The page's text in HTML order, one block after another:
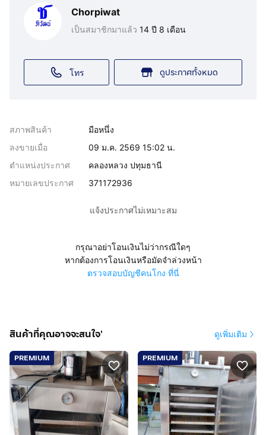
Chorpiwat
เป็นสมาชิกมาแล้ว 14 ปี 8 เดือน
โทร ดูประกาศทั้งหมด
สภาพสินค้า
มือหนึ่ง
ลงขายเมื่อ
09 ม.ค. 2569 15:02 น.
ตำแหน่งประกาศ
คลองหลวง ปทุมธานี
หมายเลขประกาศ
371172936
แจ้งประกาศไม่เหมาะสม
กรุณาอย่าโอนเงินไม่ว่ากรณีใดๆ
หากต้องการโอนเงินหรือมัดจำล่วงหน้า
ตรวจสอบบัญชีคนโกง ที่นี่
สินค้าที่คุณอาจจะสนใจ' ดูเพิ่มเติม
PREMIUM PREMIUM